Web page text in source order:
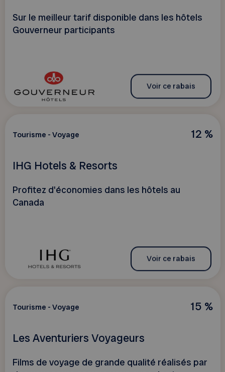
Sur le meilleur tarif disponible dans les hôtels
Gouverneur participants
Voir ce rabais
12 %
Tourisme - Voyage
IHG Hotels & Resorts
Profitez d'économies dans les hôtels au
Canada
Voir ce rabais
15 %
Tourisme - Voyage
Les Aventuriers Voyageurs
Films de voyage de grande qualité réalisés par